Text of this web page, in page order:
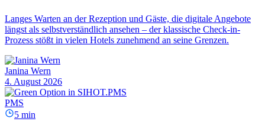
Langes Warten an der Rezeption und Gäste, die digitale Angebote
längst als selbstverständlich ansehen – der klassische Check-in-
Prozess stößt in vielen Hotels zunehmend an seine Grenzen.
Janina Wern
4. August 2026
PMS
5 min